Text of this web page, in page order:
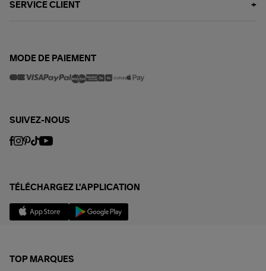
SERVICE CLIENT
MODE DE PAIEMENT
SUIVEZ-NOUS
TÉLÉCHARGEZ L'APPLICATION
TOP MARQUES